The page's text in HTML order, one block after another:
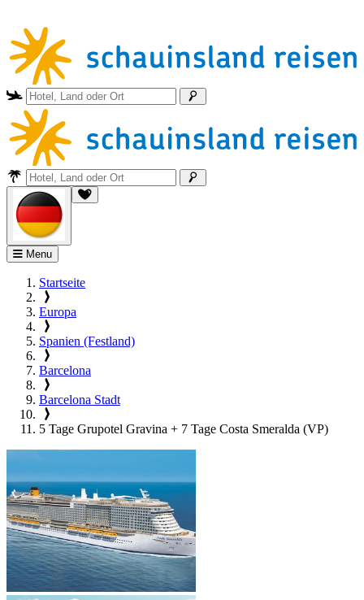
Menu
Startseite
Europa
Spanien (Festland)
Barcelona
Barcelona Stadt
5 Tage Grupotel Gravina + 7 Tage Costa Smeralda (VP)